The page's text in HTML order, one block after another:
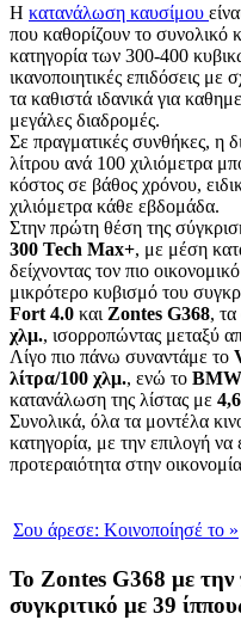
Η κατανάλωση καυσίμου
που καθορίζουν το συνολικό
κατηγορία των 300-400
ικανοποιητικές επιδόσεις
τα καθιστά ιδανικά για
μεγάλες διαδρομές.
Σε πραγματικές συνθήκες, η
λίτρου ανά 100 χιλιόμετρα
κόστος σε βάθος χρόνου,
χιλιόμετρα κάθε εβδομάδα.
Στην πρώτη θέση της
300 Tech Max+, με μέση
δείχνοντας τον πιο
μικρότερο κυβισμό του
Fort 4.0 και Zontes G368,
χλμ., ισορροπώντας μεταξύ
Λίγο πιο πάνω συναντάμε το
λίτρα/100 χλμ., ενώ το
κατανάλωση της λίστας με
Συνολικά, όλα τα μοντέλα
κατηγορία, με την επιλογή να
προτεραιότητα στην
Σου άρεσε: Κοινοποίησέ το »
Το Zontes G368 με την
συγκριτικό με 39